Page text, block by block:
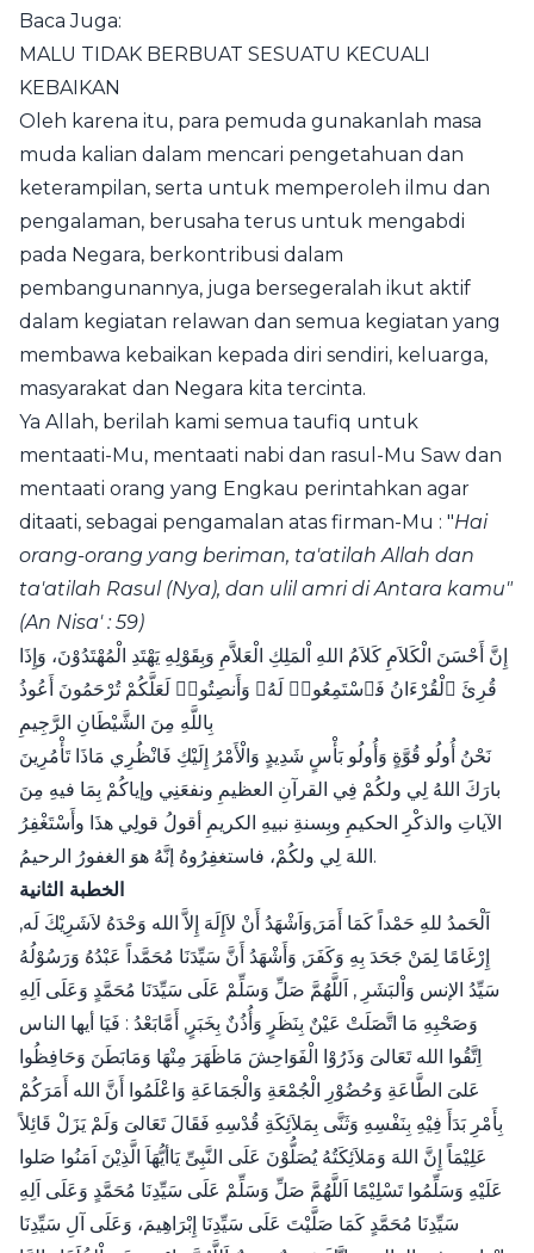
Baca Juga:
MALU TIDAK BERBUAT SESUATU KECUALI
KEBAIKAN
Oleh karena itu, para pemuda gunakanlah masa
muda kalian dalam mencari pengetahuan dan
keterampilan, serta untuk memperoleh ilmu dan
pengalaman, berusaha terus untuk mengabdi
pada Negara, berkontribusi dalam
pembangunannya, juga bersegeralah ikut aktif
dalam kegiatan relawan dan semua kegiatan yang
membawa kebaikan kepada diri sendiri, keluarga,
masyarakat dan Negara kita tercinta.
Ya Allah, berilah kami semua taufiq untuk
mentaati-Mu, mentaati nabi dan rasul-Mu Saw dan
mentaati orang yang Engkau perintahkan agar
ditaati, sebagai pengamalan atas firman-Mu : "Hai
orang-orang yang beriman, ta'atilah Allah dan
ta'atilah Rasul (Nya), dan ulil amri di Antara kamu"
(An Nisa' : 59)
إِنَّ أَحْسَنَ الْكَلاَمِ كَلاَمُ اللهِ اْلمَلِكِ الْعَلاَّمِ وَبِقَوْلِهِ يَهْتَدِ الْمُهْتَدُوْنَ، وَإِذَا
قُرِئَ ٱلْقُرْءَانُ فَٱسْتَمِعُوا۟ لَهُۥ وَأَنصِتُوا۟ لَعَلَّكُمْ تُرْحَمُونَ أَعُوذُ
بِاللَّهِ مِنَ الشَّيْطَانِ الرَّجِيمِ
نَحْنُ ‌أُولُو ‌قُوَّةٍ وَأُولُو بَأْسٍ شَدِيدٍ وَالْأَمْرُ إِلَيْكِ فَانْظُرِي مَاذَا تَأْمُرِينَ
بارَكَ اللهُ لِي ولكُمْ فِي القرآنِ العظيمِ ونفعَنِي وإياكُمْ بِمَا فيهِ مِنَ
الآياتِ والذكْرِ الحكيمِ وبِسنةِ نبيهِ الكريمِ أقولُ قولِي هذَا وأَسْتَغْفِرُ
اللهَ لِي ولكُمْ، فاستغفِرُوهُ إنَّهُ هوَ الغفورُ الرحيمُ.
الخطبة الثانية
اَلْحَمدُ للهِ حَمْداً كَمَا أَمَرَ,وَاَشْهَدُ أَنْ لاَإِلَهَ إِلاَّ الله وَحْدَهُ لاَشَرِيْكَ لَه,
إِرْغَامًا لِمَنْ جَحَدَ بِهِ وَكَفَرَ, وَأَشْهَدُ أَنَّ سَيِّدَنَا مُحَمَّداً عَبْدُهُ وَرَسُوْلُهُ
سَيِّدُ الإنس وَاْلبَشَرِ , اَللَّهُمَّ صَلِّ وَسَلِّمْ عَلَى سَيِّدَنَا مُحَمَّدٍ وَعَلَى اَلِهِ
وَصَحْبِهِ مَا اتَّصَلَتْ عَيْنٌ بِنَظَرٍ وَأُذُنٌ بِخَبَرٍ, أَمَّابَعْدُ : فَيَا أيها الناس
اِتَّقُوا الله تَعَالىَ وَذَرُوْا الْفَوَاحِشَ مَاظَهَرَ مِنْهَا وَمَابَطَنَ وَحَافِظُوا
عَلىَ الطَّاعَةِ وَحُضُوْرِ الْجُمْعَةِ وَالْجَمَاعَةِ وَاعْلَمُوا أَنَّ الله أَمَرَكُمْ
بِأَمْرِ بَدَأَ فِيْهِ بِنَفْسِهِ وَثَنَّى بِمَلاَئِكَةِ قُدْسِهِ فَقَالَ تَعَالىَ وَلَمْ يَزَلْ قَائِلاً
عَلِيْمَاً إِنَّ اللهَ وَمَلاَئِكَتُهُ يُصَلُّوْنَ عَلَى النَّبِىِّ يَاأيُّهَاَ الَّذِيْنَ اَمَنُوا صَلوا
عَلَيْهِ وَسَلِّمُوا تَسْلِيْمًا اَللَّهُمَّ صَلِّ وَسَلِّمْ عَلَى سَيِّدِنَا مُحَمَّدٍ وَعَلَى اَلِهِ
سَيِّدِنَا مُحَمَّدٍ كَمَا صَلَّيْتَ عَلَى سَيِّدِنَا إِبْرَاهِيمَ، وَعَلَى آلِ سَيِّدِنَا